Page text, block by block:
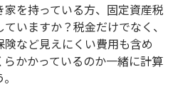
家を持っている方、固定資産税
いますか？税金だけでなく、
険など見えにくい費用も含め
らかかっているのか一緒に計算